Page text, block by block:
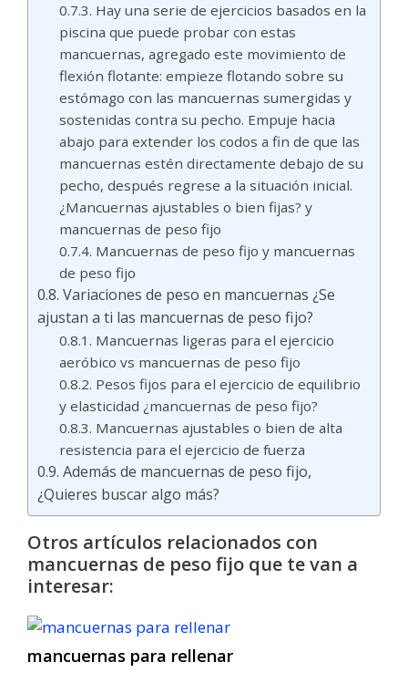
Hay una serie de ejercicios basados ​​en la
piscina que puede probar con estas
mancuernas, agregado este movimiento de
flexión flotante: empieze flotando sobre su
estómago con las mancuernas sumergidas y
sostenidas contra su pecho. Empuje hacia
abajo para extender los codos a fin de que las
mancuernas estén directamente debajo de su
pecho, después regrese a la situación inicial.
¿Mancuernas ajustables o bien fijas? y
mancuernas de peso fijo
Mancuernas de peso fijo y mancuernas
de peso fijo
Variaciones de peso en mancuernas ¿Se
ajustan a ti las mancuernas de peso fijo?
Mancuernas ligeras para el ejercicio
aeróbico vs mancuernas de peso fijo
Pesos fijos para el ejercicio de equilibrio
y elasticidad ¿mancuernas de peso fijo?
Mancuernas ajustables o bien de alta
resistencia para el ejercicio de fuerza
Además de mancuernas de peso fijo,
¿Quieres buscar algo más?
Otros artículos relacionados con
mancuernas de peso fijo que te van a
interesar:
mancuernas para rellenar